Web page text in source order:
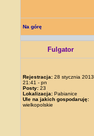
Na górę
Fulgator
Rejestracja: 28 stycznia 2013,
21:41 - pn
Posty: 23
Lokalizacja: Pabianice
Ule na jakich gospodaruję:
wielkopolskie